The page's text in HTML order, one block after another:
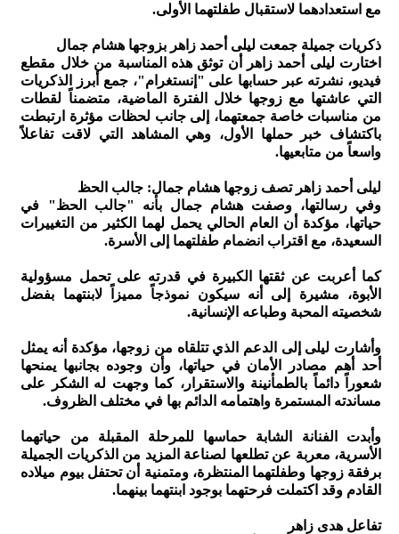
مع استعدادهما لاستقبال طفلتهما الأولى.
ذكريات جميلة جمعت ليلى أحمد زاهر بزوجها هشام جمال
اختارت ليلى أحمد زاهر أن توثق هذه المناسبة من خلال مقطع
فيديو، نشرته عبر حسابها على "إنستغرام"، جمع أبرز الذكريات
التي عاشتها مع زوجها خلال الفترة الماضية، متضمناً لقطات
من مناسبات خاصة جمعتهما، إلى جانب لحظات مؤثرة ارتبطت
باكتشاف خبر حملها الأول، وهي المشاهد التي لاقت تفاعلاً
واسعاً من متابعيها.
ليلى أحمد زاهر تصف زوجها هشام جمال: جالب الحظ
وفي رسالتها، وصفت هشام جمال بأنه "جالب الحظ" في
حياتها، مؤكدة أن العام الحالي يحمل لهما الكثير من التغييرات
السعيدة، مع اقتراب انضمام طفلتهما إلى الأسرة.
كما أعربت عن ثقتها الكبيرة في قدرته على تحمل مسؤولية
الأبوة، مشيرة إلى أنه سيكون نموذجاً مميزاً لابنتهما بفضل
شخصيته المحبة وطباعه الإنسانية.
وأشارت ليلى إلى الدعم الذي تتلقاه من زوجها، مؤكدة أنه يمثل
أحد أهم مصادر الأمان في حياتها، وأن وجوده بجانبها يمنحها
شعوراً دائماً بالطمأنينة والاستقرار، كما وجهت له الشكر على
مساندته المستمرة واهتمامه الدائم بها في مختلف الظروف.
وأبدت الفنانة الشابة حماسها للمرحلة المقبلة من حياتهما
الأسرية، معربة عن تطلعها لصناعة المزيد من الذكريات الجميلة
برفقة زوجها وطفلتهما المنتظرة، ومتمنية أن تحتفل بيوم ميلاده
القادم وقد اكتملت فرحتهما بوجود ابنتهما بينهما.
تفاعل هدى زاهر